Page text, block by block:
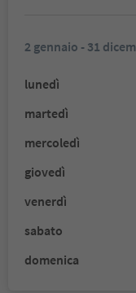
2 gennaio - 31
lunedì
martedì
mercoledì
giovedì
venerdì
sabato
domenica